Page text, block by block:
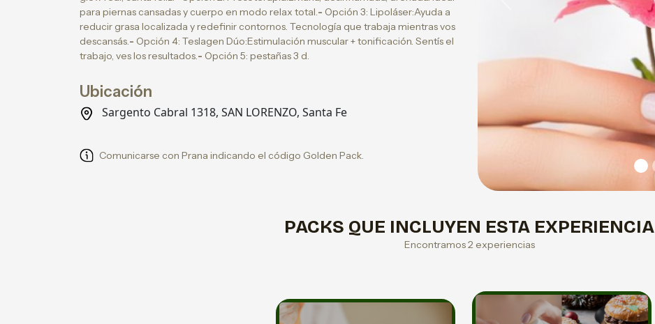
para piernas cansadas y cuerpo en modo relax total.- Opción 3: Lipoláser:Ayuda a
reducir grasa localizada y redefinir contornos. Tecnología que trabaja mientras vos
descansás.- Opción 4: Teslagen Dúo:Estimulación muscular + tonificación. Sentís el
trabajo, ves los resultados.- Opción 5: pestañas 3 d.
Ubicación
Sargento Cabral 1318, SAN LORENZO, Santa Fe
Comunicarse con Prana indicando el código Golden Pack.
PACKS QUE INCLUYEN ESTA EXPERIENCIA
Encontramos 2 experiencias